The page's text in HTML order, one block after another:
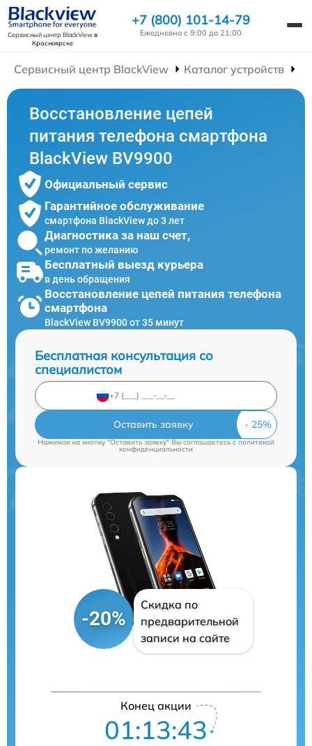
Сервисный центр BlackViewв
Красноярске
+7 (800) 101-14-79
Ежедневно с 9:00 до 21:00
Сервисный центр BlackView Каталог устройств
Восстановление цепей
питания телефона смартфона
BlackView BV9900
Официальный сервис
Гарантийное обслуживание
смартфона BlackView до 3 лет
Диагностика за наш счет,
ремонт по желанию
Бесплатный выезд курьера
в день обращения
Восстановление цепей питания телефона
смартфона
BlackView BV9900 от 35 минут
Бесплатная консультация со
специалистом
Оставить заявку
Нажимая на кнопку "Оставить заявку" Вы соглашаетесь cполитикой
конфиденциальности
-20%
Скидка по
предварительной
записи на сайте
Конец акции
01:13:42